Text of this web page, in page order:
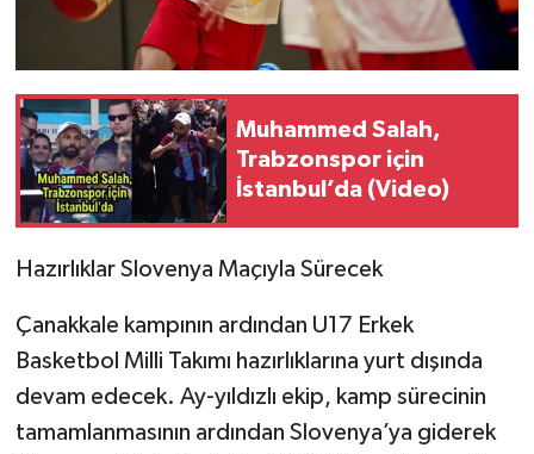
Muhammed Salah,
Trabzonspor için
İstanbul’da (Video)
Hazırlıklar Slovenya Maçıyla Sürecek
Çanakkale kampının ardından U17 Erkek
Basketbol Milli Takımı hazırlıklarına yurt dışında
devam edecek. Ay-yıldızlı ekip, kamp sürecinin
tamamlanmasının ardından Slovenya’ya giderek